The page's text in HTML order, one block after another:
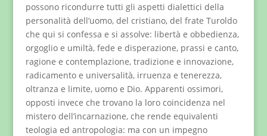
possono ricondurre tutti gli aspetti dialettici della
personalità dell’uomo, del cristiano, del frate Turoldo
che qui si confessa e si assolve: libertà e obbedienza,
orgoglio e umiltà, fede e disperazione, prassi e canto,
ragione e contemplazione, tradizione e innovazione,
radicamento e universalità, irruenza e tenerezza,
oltranza e limite, uomo e Dio. Apparenti ossimori,
opposti invece che trovano la loro coincidenza nel
mistero dell’incarnazione, che rende equivalenti
teologia ed antropologia: ma con un impegno